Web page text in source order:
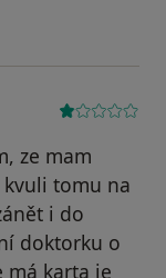
ze mam
tomu na
i do
doktorku o
má karta je